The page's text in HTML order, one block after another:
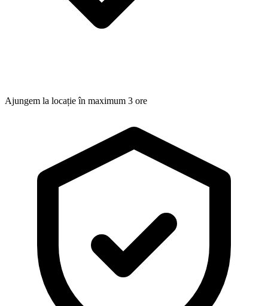
Ajungem la locație în maximum 3 ore